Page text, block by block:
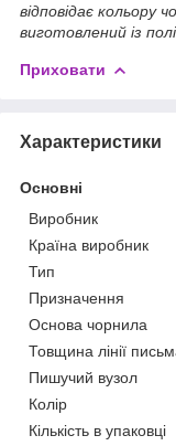
відповідає кольору
виготовлений із
Приховати
Характеристики
Основні
Виробник
Країна виробник
Тип
Призначення
Основа чорнила
Товщина лінії
Пишучий вузол
Колір
Кількість в упаковці